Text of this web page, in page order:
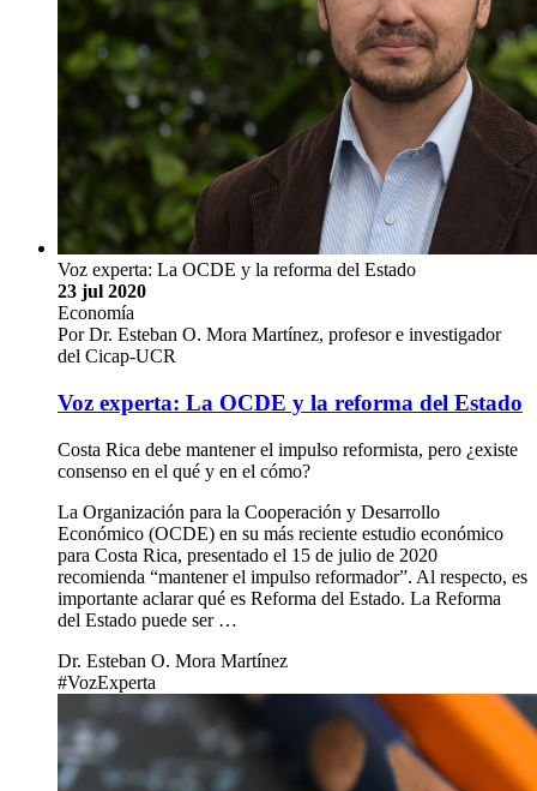
Voz experta: La OCDE y la reforma del Estado
23 jul 2020
Economía
Por Dr. Esteban O. Mora Martínez, profesor e investigador
del Cicap-UCR
Voz experta: La OCDE y la reforma del Estado
Costa Rica debe mantener el impulso reformista, pero ¿existe
consenso en el qué y en el cómo?
La Organización para la Cooperación y Desarrollo
Económico (OCDE) en su más reciente estudio económico
para Costa Rica, presentado el 15 de julio de 2020
recomienda “mantener el impulso reformador”. Al respecto, es
importante aclarar qué es Reforma del Estado. La Reforma
del Estado puede ser …
Dr. Esteban O. Mora Martínez
#VozExperta